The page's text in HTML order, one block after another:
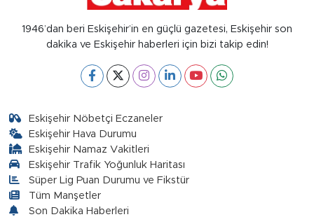
1946’dan beri Eskişehir’in en güçlü gazetesi, Eskişehir son
dakika ve Eskişehir haberleri için bizi takip edin!
Eskişehir Nöbetçi Eczaneler
Eskişehir Hava Durumu
Eskişehir Namaz Vakitleri
Eskişehir Trafik Yoğunluk Haritası
Süper Lig Puan Durumu ve Fikstür
Tüm Manşetler
Son Dakika Haberleri